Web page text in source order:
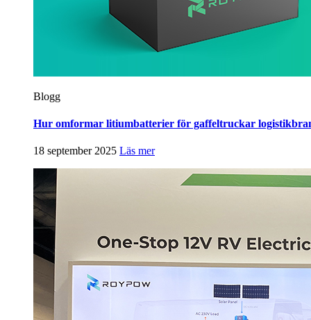
Blogg
Hur omformar litiumbatterier för gaffeltruckar
18 september 2025 Läs mer